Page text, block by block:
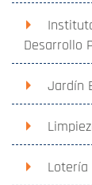
Desarrollo
Jardín
Lotería